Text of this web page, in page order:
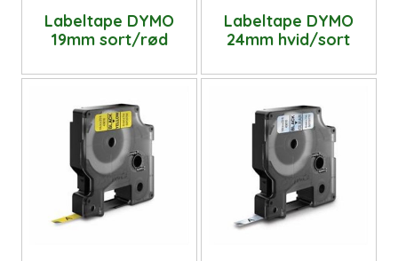
Labeltape DYMO
19mm sort/rød
Labeltape DYMO
24mm hvid/sort